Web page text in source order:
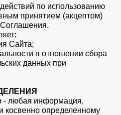
по использованию
принятием (акцептом)
Сайта;
в отношении сбора
данных при
- любая информация,
косвенно определенному